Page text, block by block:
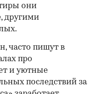
они
другими
часто пишут в
про
и уютные
последствий за